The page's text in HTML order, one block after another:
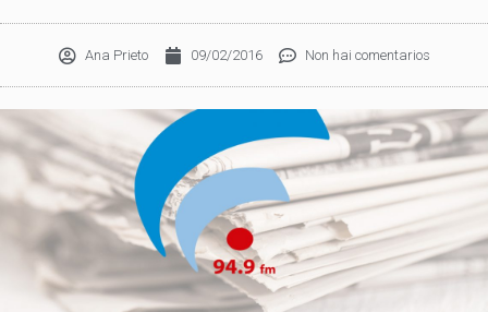
Ana Prieto 09/02/2016 Non hai comentarios